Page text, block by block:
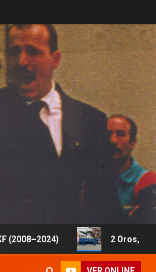
2 Oros, 1 Plata y 5